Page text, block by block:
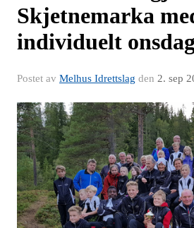
Skjetnemarka
individuelt
Postet av Melhus Idrettslag den 2. sep